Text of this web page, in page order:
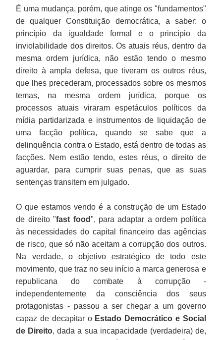
É uma mudança, porém, que atinge os "fundamentos"
de qualquer Constituição democrática, a saber: o
princípio da igualdade formal e o princípio da
inviolabilidade dos direitos. Os atuais réus, dentro da
mesma ordem jurídica, não estão tendo o mesmo
direito à ampla defesa, que tiveram os outros réus,
que lhes precederam, processados sobre os mesmos
temas, na mesma ordem jurídica, porque os
processos atuais viraram espetáculos políticos da
mídia partidarizada e instrumentos de liquidação de
uma facção política, quando se sabe que a
delinquência contra o Estado, está dentro de todas as
facções. Nem estão tendo, estes réus, o direito de
aguardar, para cumprir suas penas, que as suas
sentenças transitem em julgado.
O que estamos vendo é a construção de um Estado
de direito "fast food", para adaptar a ordem política
às necessidades do capital financeiro das agências
de risco, que só não aceitam a corrupção dos outros.
Na verdade, o objetivo estratégico de todo este
movimento, que traz no seu início a marca generosa e
republicana do combate à corrupção -
independentemente da consciência dos seus
protagonistas - passou a ser chegar a um governo
capaz de decapitar o Estado Democrático e Social
de Direito, dada a sua incapacidade (verdadeira) de,